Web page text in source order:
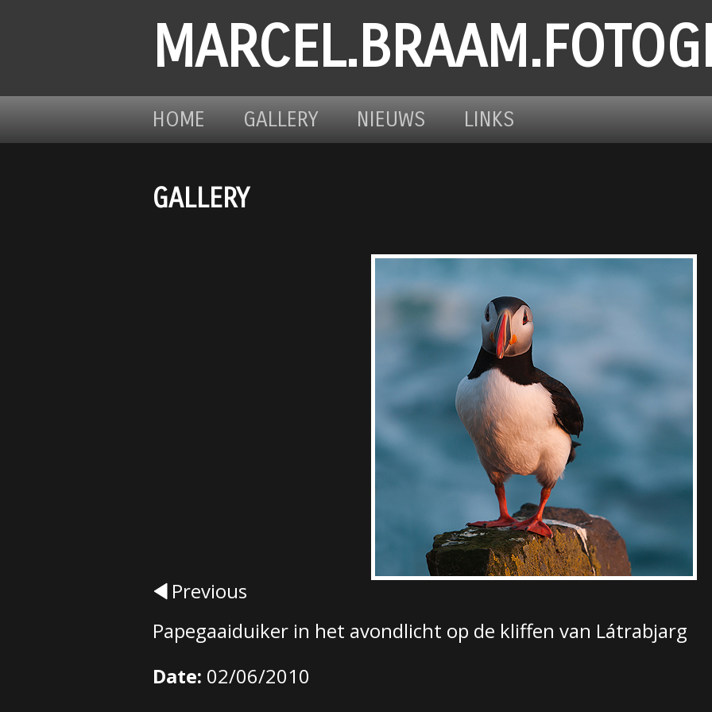
HOME GALLERY NIEUWS LINKS
GALLERY
Previous
Papegaaiduiker in het avondlicht op de kliffen van Látrabjarg
Date: 02/06/2010